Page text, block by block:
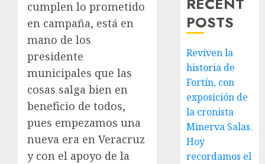
cumplen lo prometido
en campaña, está en
mano de los
presidente
municipales que las
cosas salga bien en
beneficio de todos,
pues empezamos una
nueva era en Veracruz
y con el apoyo de la
POSTS
Reviven la
historia de
Fortín, con
exposición de
la cronista
Minerva Salas.
Hoy
recordamos el